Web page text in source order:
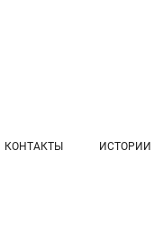
КОНТАКТЫ ИСТОРИИ